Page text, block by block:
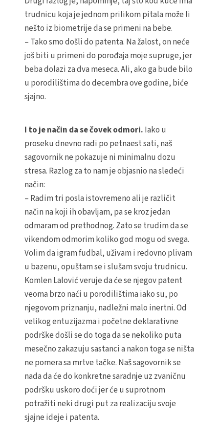
trudnicu koja je jednom prilikom pitala može li
nešto iz biometrije da se primeni na bebe.
– Tako smo došli do patenta. Na žalost, on neće
još biti u primeni do porođaja moje supruge, jer
beba dolazi za dva meseca. Ali, ako ga bude bilo
u porodilištima do decembra ove godine, biće
sjajno.
I to je način da se čovek odmori. Iako u
proseku dnevno radi po petnaest sati, naš
sagovornik ne pokazuje ni minimalnu dozu
stresa. Razlog za to nam je objasnio na sledeći
način:
– Radim tri posla istovremeno ali je različit
način na koji ih obavljam, pa se kroz jedan
odmaram od prethodnog. Zato se trudim da se
vikendom odmorim koliko god mogu od svega.
Volim da igram fudbal, uživam i redovno plivam
u bazenu, opuštam se i slušam svoju trudnicu.
Komlen Lalović veruje da će se njegov patent
veoma brzo naći u porodilištima iako su, po
njegovom priznanju, nadležni malo inertni. Od
velikog entuzijazma i početne deklarativne
podrške došli se do toga da se nekoliko puta
mesečno zakazuju sastanci a nakon toga se ništa
ne pomera sa mrtve tačke. Naš sagovornik se
nada da će do konkretne saradnje uz zvaničnu
podršku uskoro doći jer će u suprotnom
potražiti neki drugi put za realizaciju svoje
sjajne ideje i patenta.